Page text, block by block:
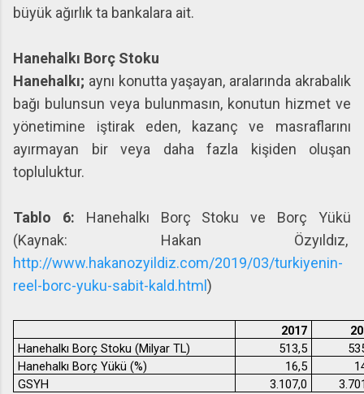
büyük ağırlık ta bankalara ait.
Hanehalkı Borç Stoku
Hanehalkı; aynı konutta yaşayan, aralarında akrabalık
bağı bulunsun veya bulunmasın, konutun hizmet ve
yönetimine iştirak eden, kazanç ve masraflarını
ayırmayan bir veya daha fazla kişiden oluşan
topluluktur.
Tablo 6: Hanehalkı Borç Stoku ve Borç Yükü
(Kaynak: Hakan Özyıldız,
http://www.hakanozyildiz.com/2019/03/turkiyenin-
reel-borc-yuku-sabit-kald.html )
2017
Hanehalkı Borç Stoku (Milyar TL)
513,5
Hanehalkı Borç Yükü (%)
16,5
GSYH
3.107,0